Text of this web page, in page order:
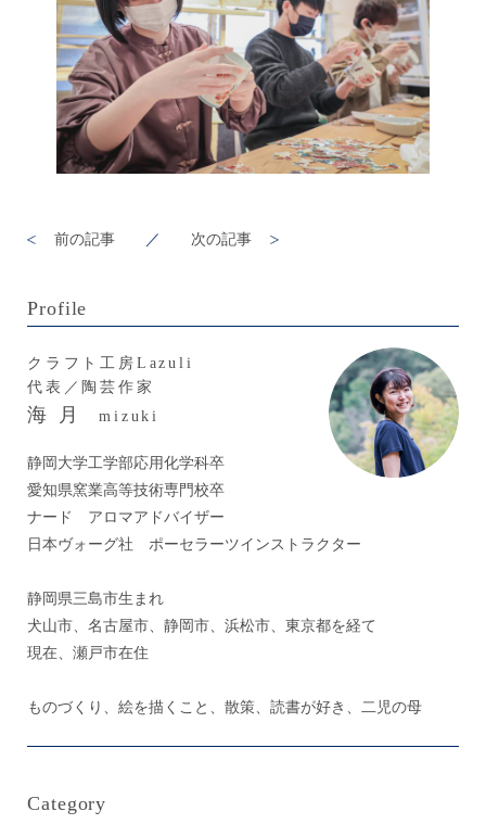
前の記事 ／ 次の記事
Profile
クラフト工房Lazuli
代表／陶芸作家
海 月 mizuki
静岡大学工学部応用化学科卒
愛知県窯業高等技術専門校卒
ナード アロマアドバイザー
日本ヴォーグ社 ポーセラーツインストラクター
静岡県三島市生まれ
犬山市、名古屋市、静岡市、浜松市、東京都を経て
現在、瀬戸市在住
ものづくり、絵を描くこと、散策、読書が好き、二児の母
Category